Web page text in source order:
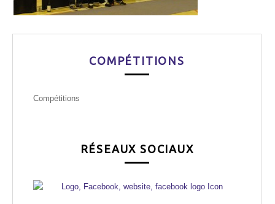
COMPÉTITIONS
Compétitions
RÉSEAUX SOCIAUX